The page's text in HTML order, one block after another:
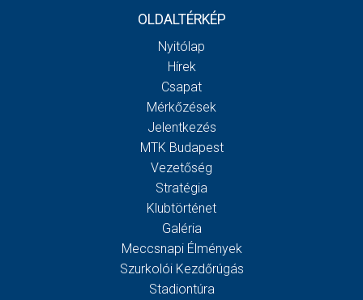
OLDALTÉRKÉP
Nyitólap
Hírek
Csapat
Mérkőzések
Jelentkezés
MTK Budapest
Vezetőség
Stratégia
Klubtörténet
Galéria
Meccsnapi Élmények
Szurkolói Kezdőrúgás
Stadiontúra